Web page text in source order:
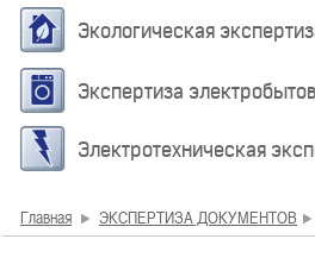
Экологическая
Экспертиза
Электротехническая
Главная ЭКСПЕРТИЗА ДОКУМЕНТОВ